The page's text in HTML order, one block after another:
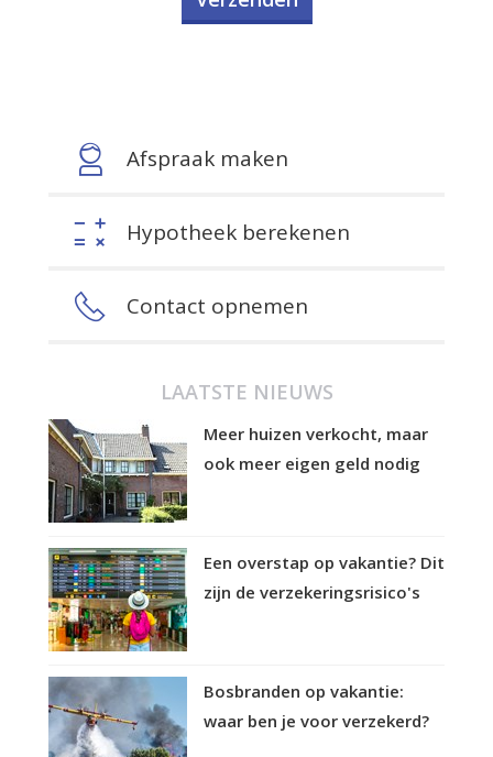
Afspraak maken
Hypotheek berekenen
Contact opnemen
LAATSTE NIEUWS
Meer huizen verkocht, maar
ook meer eigen geld nodig
Een overstap op vakantie? Dit
zijn de verzekeringsrisico's
Bosbranden op vakantie:
waar ben je voor verzekerd?